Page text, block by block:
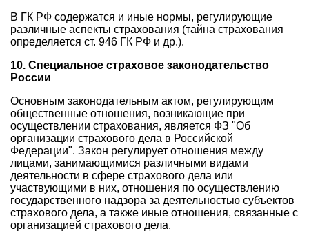
В ГК РФ содержатся и иные нормы, регулирующие
различные аспекты страхования (тайна страхования
определяется ст. 946 ГК РФ и др.).
10. Специальное страховое законодательство
России
Основным законодательным актом, регулирующим
общественные отношения, возникающие при
осуществлении страхования, является ФЗ "Об
организации страхового дела в Российской
Федерации". Закон регулирует отношения между
лицами, занимающимися различными видами
деятельности в сфере страхового дела или
участвующими в них, отношения по осуществлению
государственного надзора за деятельностью субъектов
страхового дела, а также иные отношения, связанные с
организацией страхового дела.